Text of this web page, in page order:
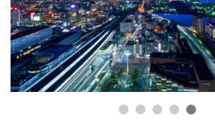
리가 로얄 호텔 고쿠라
액세스 맵